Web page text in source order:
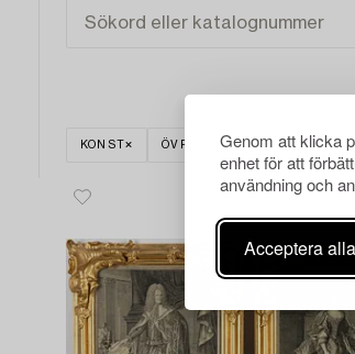
Genom att klicka
enhet för att
användning och
Acceptera alla
KONST ÖVRIGT RENSA ALLA